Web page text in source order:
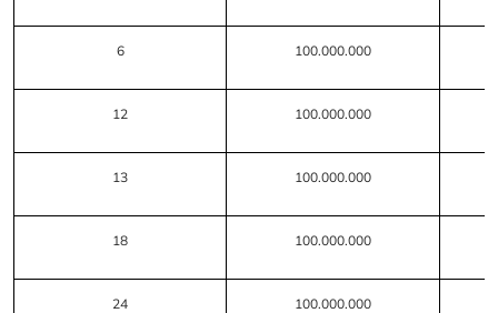
6 100.000.000
12 100.000.000
13 100.000.000
18 100.000.000
24 100.000.000